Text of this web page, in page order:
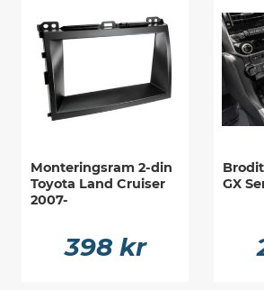
Monteringsram 2-din
Toyota Land Cruiser
2007-
398 kr
GX